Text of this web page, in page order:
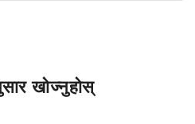
खोज्नुहोस्